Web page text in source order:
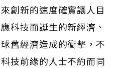
創新的速度確實讓人目
科技而誕生的新經濟、
舊經濟造成的衝擊，不
技前緣的人士不約而同